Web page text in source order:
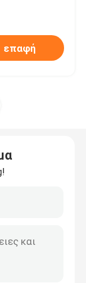
επαφή